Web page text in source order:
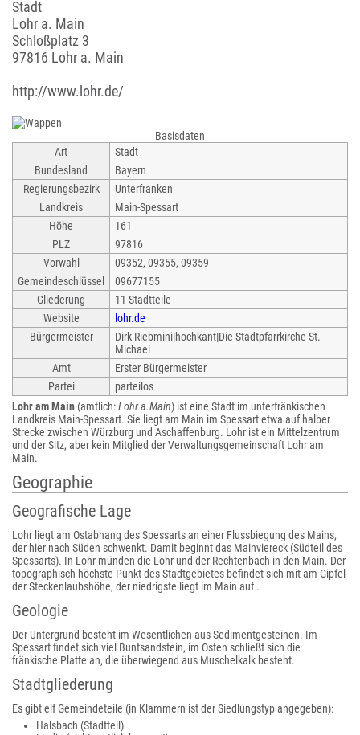
Stadt
Lohr a. Main
Schloßplatz 3
97816 Lohr a. Main
http://www.lohr.de/
Basisdaten
Art
Stadt
Bundesland
Bayern
Regierungsbezirk
Unterfranken
Landkreis
Main-Spessart
Höhe
161
PLZ
97816
Vorwahl
09352, 09355, 09359
Gemeindeschlüssel
09677155
Gliederung
11 Stadtteile
Website
lohr.de
Bürgermeister
Dirk Riebmini|hochkant|Die Stadtpfarrkirche St.
Michael
Amt
Erster Bürgermeister
Partei
parteilos
Lohr am Main (amtlich:Lohr a.Main) ist eine Stadt im unterfränkischen
Landkreis Main-Spessart. Sie liegt am Main im Spessart etwa auf halber
Strecke zwischen Würzburg und Aschaffenburg. Lohr ist ein Mittelzentrum
und der Sitz, aber kein Mitglied der Verwaltungsgemeinschaft Lohr am
Main.
Geographie
Geografische Lage
Lohr liegt am Ostabhang des Spessarts an einer Flussbiegung des Mains,
der hier nach Süden schwenkt. Damit beginnt das Mainviereck (Südteil des
Spessarts). In Lohr münden die Lohr und der Rechtenbach in den Main. Der
topographisch höchste Punkt des Stadtgebietes befindet sich mit am Gipfel
der Steckenlaubshöhe, der niedrigste liegt im Main auf .
Geologie
Der Untergrund besteht im Wesentlichen aus Sedimentgesteinen. Im
Spessart findet sich viel Buntsandstein, im Osten schließt sich die
fränkische Platte an, die überwiegend aus Muschelkalk besteht.
Stadtgliederung
Es gibt elf Gemeindeteile (in Klammern ist der Siedlungstyp angegeben):
Halsbach (Stadtteil)